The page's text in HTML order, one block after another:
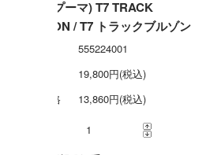
PUMA (プーマ) T7 TRACK
BLOUSON / T7 トラックブルゾン
555224001
19,800円(税込)
販売価格
13,860円(税込)